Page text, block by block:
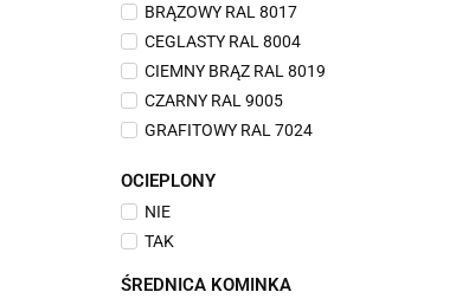
BRĄZOWY RAL 8017
CEGLASTY RAL 8004
CIEMNY BRĄZ RAL 8019
CZARNY RAL 9005
GRAFITOWY RAL 7024
WIŚNIOWY RAL 3009
ZIELONY RAL 6020
OCIEPLONY
NIE
TAK
ŚREDNICA KOMINKA